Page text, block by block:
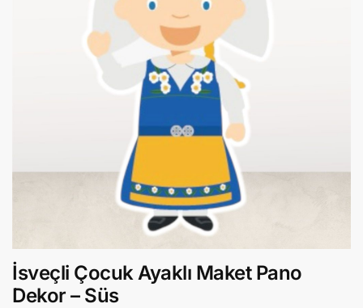
İsveçli Çocuk Ayaklı Maket Pano
Dekor – Süs